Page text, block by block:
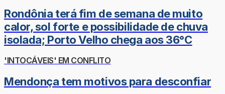
Rondônia terá fim de semana de muito
calor, sol forte e possibilidade de chuva
isolada; Porto Velho chega aos 36°C
'INTOCÁVEIS' EM CONFLITO
Mendonça tem motivos para desconfiar